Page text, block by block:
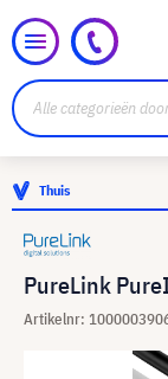
Thuis
PureLink
Artikelnr: